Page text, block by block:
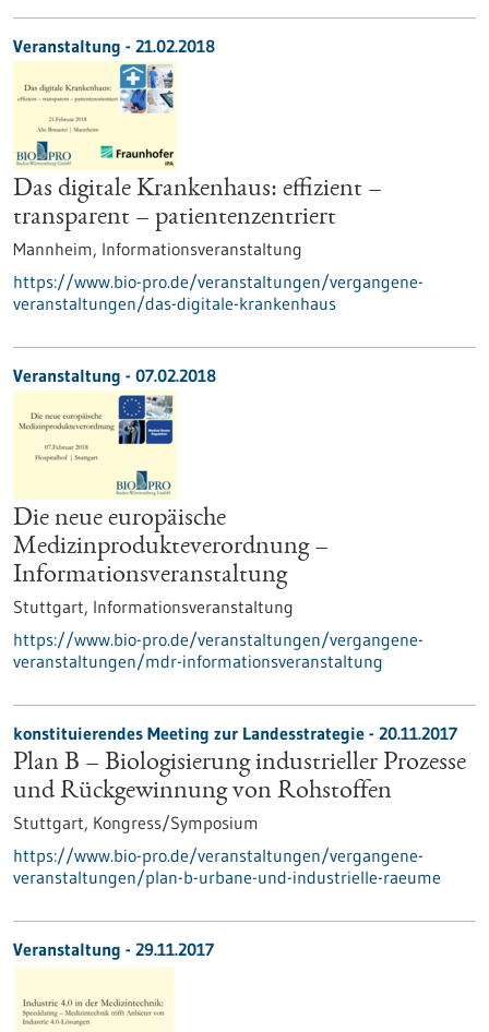
Veranstaltung - 21.02.2018
Das digitale Krankenhaus: effizient –
transparent – patientenzentriert
Mannheim, Informationsveranstaltung
https://www.bio-pro.de/veranstaltungen/vergangene-
veranstaltungen/das-digitale-krankenhaus
Veranstaltung - 07.02.2018
Die neue europäische
Medizinprodukteverordnung –
Informationsveranstaltung
Stuttgart, Informationsveranstaltung
https://www.bio-pro.de/veranstaltungen/vergangene-
veranstaltungen/mdr-informationsveranstaltung
konstituierendes Meeting zur Landesstrategie - 20.11.2017
Plan B – Biologisierung industrieller Prozesse
und Rückgewinnung von Rohstoffen
Stuttgart, Kongress/Symposium
https://www.bio-pro.de/veranstaltungen/vergangene-
veranstaltungen/plan-b-urbane-und-industrielle-raeume
Veranstaltung - 29.11.2017